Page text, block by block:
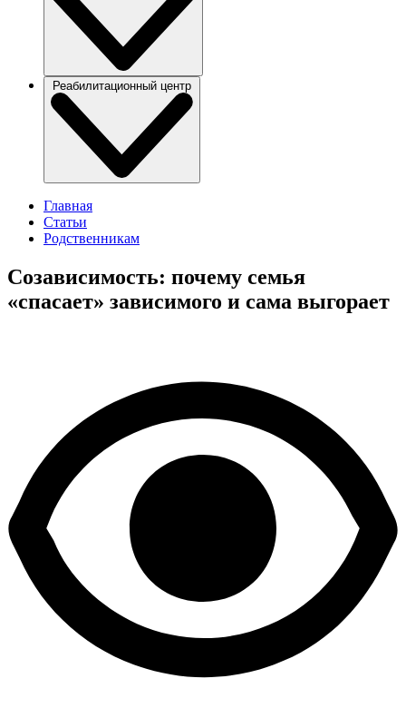
Реабилитационный центр
Главная
Статьи
Родственникам
Созависимость: почему семья
«спасает» зависимого и сама выгорает